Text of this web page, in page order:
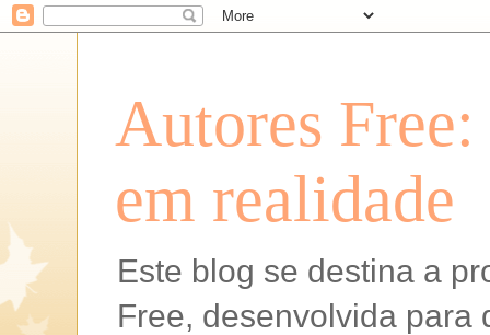
Autores
em realidade
Este blog se destina a
Free, desenvolvida para